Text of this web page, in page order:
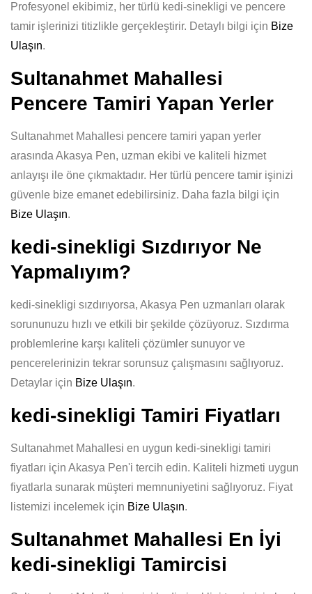
Profesyonel ekibimiz, her türlü kedi-sinekligi ve pencere
tamir işlerinizi titizlikle gerçekleştirir. Detaylı bilgi için Bize
Ulaşın.
Sultanahmet Mahallesi
Pencere Tamiri Yapan Yerler
Sultanahmet Mahallesi pencere tamiri yapan yerler
arasında Akasya Pen, uzman ekibi ve kaliteli hizmet
anlayışı ile öne çıkmaktadır. Her türlü pencere tamir işinizi
güvenle bize emanet edebilirsiniz. Daha fazla bilgi için
Bize Ulaşın.
kedi-sinekligi Sızdırıyor Ne
Yapmalıyım?
kedi-sinekligi sızdırıyorsa, Akasya Pen uzmanları olarak
sorununuzu hızlı ve etkili bir şekilde çözüyoruz. Sızdırma
problemlerine karşı kaliteli çözümler sunuyor ve
pencerelerinizin tekrar sorunsuz çalışmasını sağlıyoruz.
Detaylar için Bize Ulaşın.
kedi-sinekligi Tamiri Fiyatları
Sultanahmet Mahallesi en uygun kedi-sinekligi tamiri
fiyatları için Akasya Pen'i tercih edin. Kaliteli hizmeti uygun
fiyatlarla sunarak müşteri memnuniyetini sağlıyoruz. Fiyat
listemizi incelemek için Bize Ulaşın.
Sultanahmet Mahallesi En İyi
kedi-sinekligi Tamircisi